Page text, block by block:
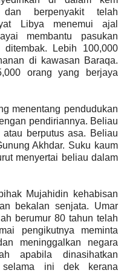
berpenyakit telah
Libya menemui ajal
membantu pasukan
Lebih 100,000
di kawasan Baraqa.
orang yang berjaya
menentang pendudukan
pendiriannya. Beliau
berputus asa. Beliau
Akhdar. Suku kaum
menyertai beliau dalam
Mujahidin kehabisan
bekalan senjata. Umar
berumur 80 tahun telah
pengikutnya meminta
meninggalkan negara
apabila dinasihatkan
selama ini dek kerana